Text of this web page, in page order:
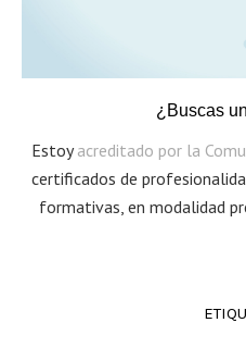
¿Buscas
Estoyacreditado por la
certificados de
formativas, en modalidad